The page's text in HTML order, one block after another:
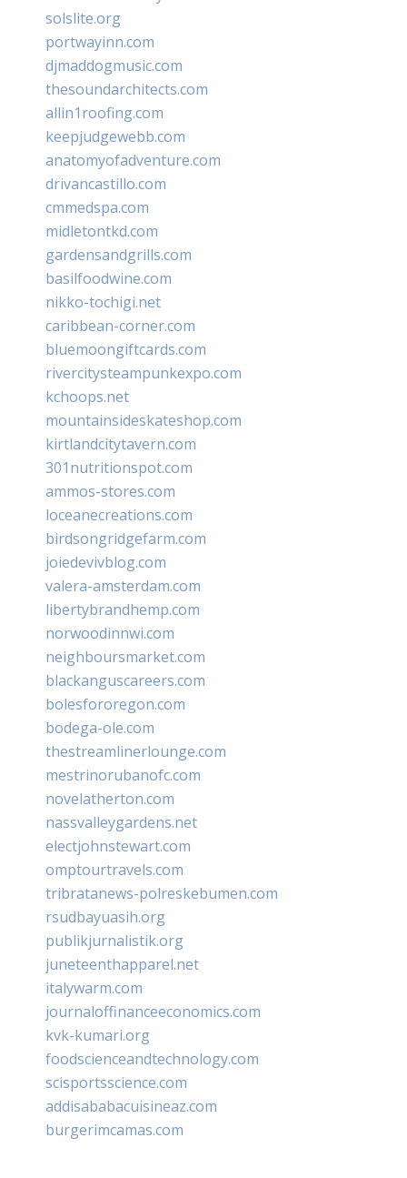
solslite.org
portwayinn.com
djmaddogmusic.com
thesoundarchitects.com
allin1roofing.com
keepjudgewebb.com
anatomyofadventure.com
drivancastillo.com
cmmedspa.com
midletontkd.com
gardensandgrills.com
basilfoodwine.com
nikko-tochigi.net
caribbean-corner.com
bluemoongiftcards.com
rivercitysteampunkexpo.com
kchoops.net
mountainsideskateshop.com
kirtlandcitytavern.com
301nutritionspot.com
ammos-stores.com
loceanecreations.com
birdsongridgefarm.com
joiedevivblog.com
valera-amsterdam.com
libertybrandhemp.com
norwoodinnwi.com
neighboursmarket.com
blackanguscareers.com
bolesfororegon.com
bodega-ole.com
thestreamlinerlounge.com
mestrinorubanofc.com
novelatherton.com
nassvalleygardens.net
electjohnstewart.com
omptourtravels.com
tribratanews-polreskebumen.com
rsudbayuasih.org
publikjurnalistik.org
juneteenthapparel.net
italywarm.com
journaloffinanceeconomics.com
kvk-kumari.org
foodscienceandtechnology.com
scisportsscience.com
addisababacuisineaz.com
burgerimcamas.com